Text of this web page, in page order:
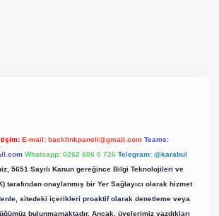
E-mail: backlinkpaneli@gmail.com Teams:
Whatsapp: 0262 606 0 726 Telegram: @karabul
5651 Sayılı Kanun gereğince Bilgi Teknolojileri ve
tarafından onaylanmış bir Yer Sağlayıcı olarak hizmet
sitedeki içerikleri proaktif olarak denetleme veya
bulunmamaktadır. Ancak, üyelerimiz yazdıkları